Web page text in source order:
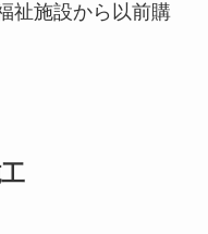
祉施設から以前購